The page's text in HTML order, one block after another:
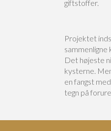
giftstoffer.
Projektet
Det højeste
kysterne.
en fangst
tegn på